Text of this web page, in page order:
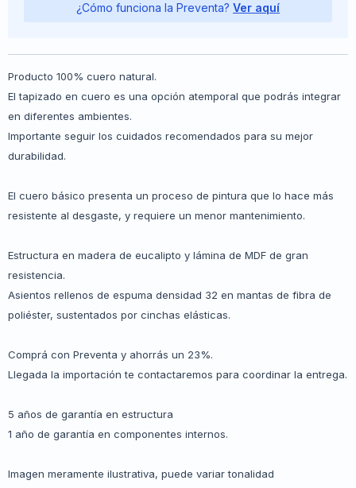
¿Cómo funciona la Preventa? Ver aquí
Producto 100% cuero natural.
El tapizado en cuero es una opción atemporal que podrás integrar
en diferentes ambientes.
Importante seguir los cuidados recomendados para su mejor
durabilidad.
El cuero básico presenta un proceso de pintura que lo hace más
resistente al desgaste, y requiere un menor mantenimiento.
Estructura en madera de eucalipto y lámina de MDF de gran
resistencia.
Asientos rellenos de espuma densidad 32 en mantas de fibra de
poliéster, sustentados por cinchas elásticas.
Comprá con Preventa y ahorrás un 23%.
Llegada la importación te contactaremos para coordinar la entrega.
5 años de garantía en estructura
1 año de garantía en componentes internos.
Imagen meramente ilustrativa, puede variar tonalidad